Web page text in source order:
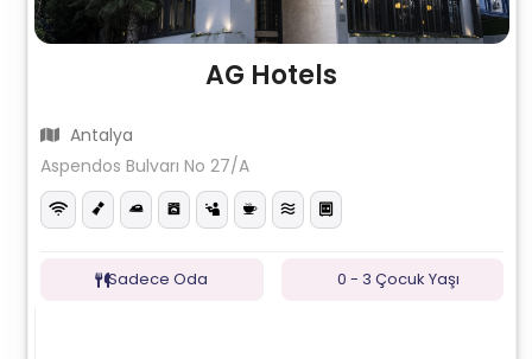
AG Hotels
Antalya
Aspendos Bulvarı No 27/A
Sadece Oda 0 - 3 Çocuk Yaşı